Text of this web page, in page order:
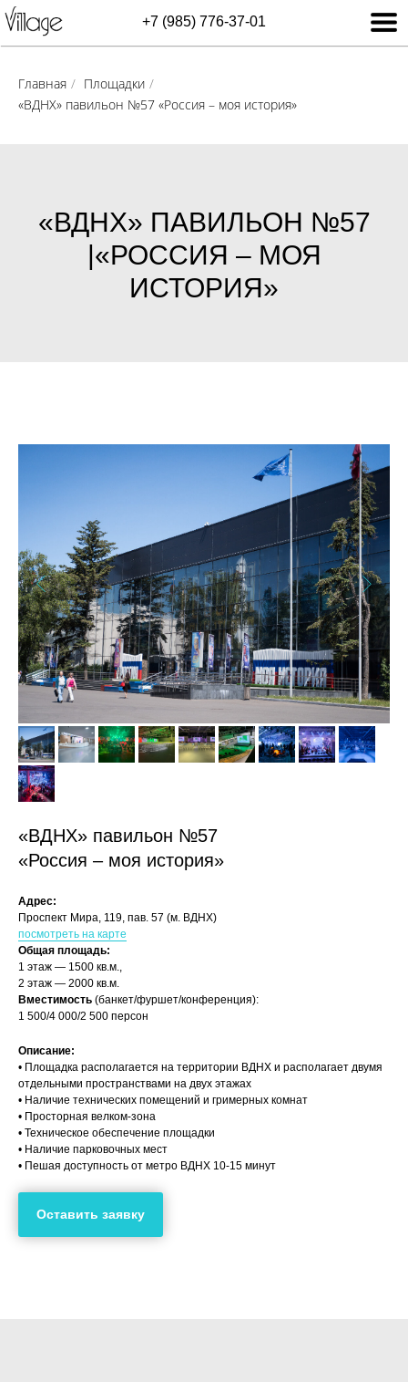
+7 (985) 776-37-01
Главная / Площадки /
«ВДНХ» павильон №57 «Россия – моя история»
«ВДНХ» ПАВИЛЬОН №57
|«РОССИЯ – МОЯ
ИСТОРИЯ»
«ВДНХ» павильон №57
«Россия – моя история»
Адрес:
Проспект Мира, 119, пав. 57 (м. ВДНХ)
посмотреть на карте
Общая площадь:
1 этаж — 1500 кв.м.,
2 этаж — 2000 кв.м.
Вместимость (банкет/фуршет/конференция):
1 500/4 000/2 500 персон
Описание:
• Площадка располагается на территории ВДНХ и располагает двумя
отдельными пространствами на двух этажах
• Наличие технических помещений и гримерных комнат
• Просторная велком-зона
• Техническое обеспечение площадки
• Наличие парковочных мест
• Пешая доступность от метро ВДНХ 10-15 минут
Оставить заявку